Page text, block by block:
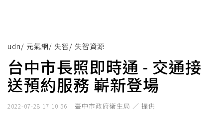
udn/ 元氣網/ 失智/ 失智資源
台中市長照即時通 - 交通接
送預約服務 嶄新登場
2022-07-28 17:10:56 臺中市政府衛生局 ／ 提供